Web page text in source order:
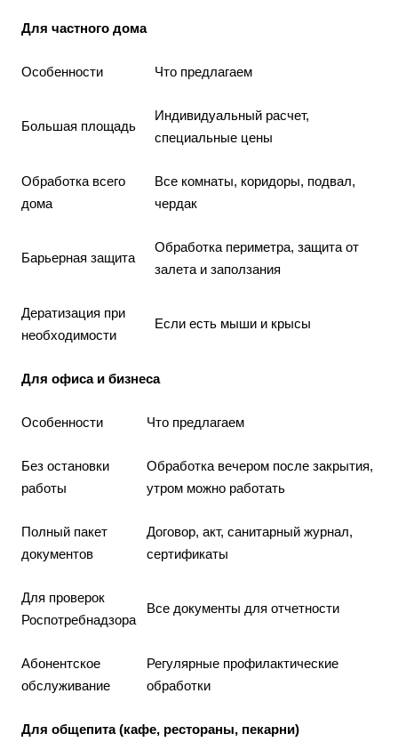
Для частного дома
Особенности Что предлагаем
Большая площадь
Индивидуальный расчет,
специальные цены
Обработка всего
дома
Все комнаты, коридоры, подвал,
чердак
Барьерная защита
Обработка периметра, защита от
залета и заползания
Дератизация при
необходимости
Если есть мыши и крысы
Для офиса и бизнеса
Особенности Что предлагаем
Без остановки
работы
Обработка вечером после закрытия,
утром можно работать
Полный пакет
документов
Договор, акт, санитарный журнал,
сертификаты
Для проверок
Роспотребнадзора
Все документы для отчетности
Абонентское
обслуживание
Регулярные профилактические
обработки
Для общепита (кафе, рестораны, пекарни)